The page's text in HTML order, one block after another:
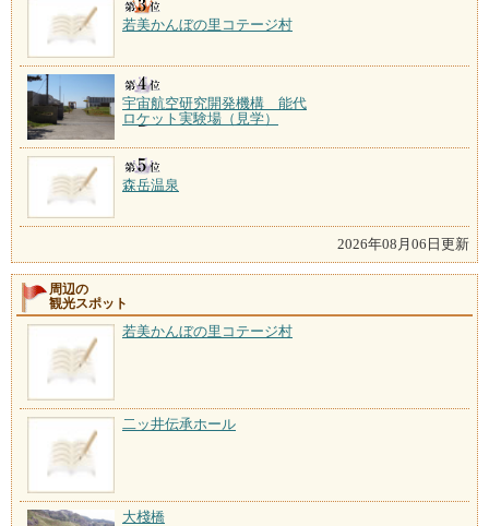
若美かんぼの里コテージ村
宇宙航空研究開発機構 能代
ロケット実験場（見学）
森岳温泉
2026年08月06日更新
周辺の
観光スポット
若美かんぼの里コテージ村
二ッ井伝承ホール
大棧橋